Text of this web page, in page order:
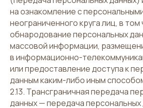
на ознакомление с
неограниченного круга лиц, в том
обнародование персональных
массовой информации,
в информационно-
или предоставление доступа к
данным каким-либо иным
2.13. Трансграничная передача
данных — передача персональных